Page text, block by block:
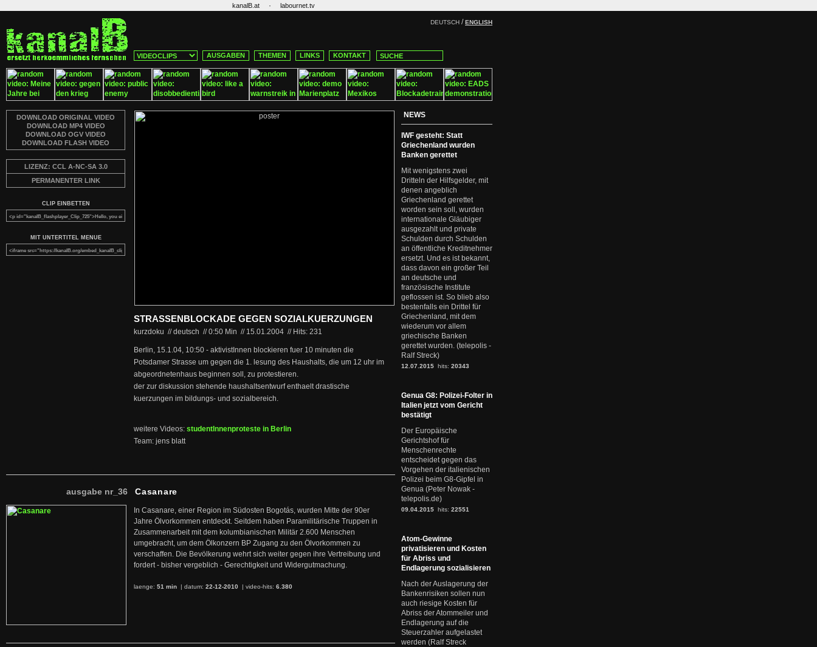
kanalB.at · labournet.tv
DEUTSCH /ENGLISH
AUSGABEN THEMEN LINKS KONTAKT
DOWNLOAD ORIGINAL VIDEO
DOWNLOAD MP4 VIDEO
DOWNLOAD OGV VIDEO
DOWNLOAD FLASH VIDEO
LIZENZ: CCL A-NC-SA 3.0
PERMANENTER LINK
CLIP EINBETTEN
MIT UNTERTITEL MENUE
STRASSENBLOCKADE GEGEN SOZIALKUERZUNGEN
kurzdoku // deutsch //0:50 Min // 15.01.2004 // Hits: 231
Berlin, 15.1.04, 10:50 - aktivistInnen blockieren fuer 10 minuten die
Potsdamer Strasse um gegen die 1. lesung des Haushalts, die um 12 uhr im
abgeordnetenhaus beginnen soll, zu protestieren.
der zur diskussion stehende haushaltsentwurf enthaelt drastische
kuerzungen im bildungs- und sozialbereich.
weitere Videos: studentInnenproteste in Berlin
Team: jens blatt
ausgabe nr_36 Casanare
In Casanare, einer Region im Südosten Bogotás, wurden Mitte der 90er
Jahre Ölvorkommen entdeckt. Seitdem haben Paramilitärische Truppen in
Zusammenarbeit mit dem kolumbianischen Militär 2.600 Menschen
umgebracht, um dem Ölkonzern BP Zugang zu den Ölvorkommen zu
verschaffen. Die Bevölkerung wehrt sich weiter gegen ihre Vertreibung und
fordert - bisher vergeblich - Gerechtigkeit und Widergutmachung.
laenge: 51 min | datum: 22-12-2010 | video-hits: 6.380
NEWS
IWF gesteht: Statt
Griechenland wurden
Banken gerettet
Mit wenigstens zwei
Dritteln der Hilfsgelder, mit
denen angeblich
Griechenland gerettet
worden sein soll, wurden
internationale Gläubiger
ausgezahlt und private
Schulden durch Schulden
an öffentliche Kreditnehmer
ersetzt. Und es ist bekannt,
dass davon ein großer Teil
an deutsche und
französische Institute
geflossen ist. So blieb also
bestenfalls ein Drittel für
Griechenland, mit dem
wiederum vor allem
griechische Banken
gerettet wurden. (telepolis -
Ralf Streck)
12.07.2015 hits: 20343
Genua G8: Polizei-Folter in
Italien jetzt vom Gericht
bestätigt
Der Europäische
Gerichtshof für
Menschenrechte
entscheidet gegen das
Vorgehen der italienischen
Polizei beim G8-Gipfel in
Genua (Peter Nowak -
telepolis.de)
09.04.2015 hits: 22551
Atom-Gewinne
privatisieren und Kosten
für Abriss und
Endlagerung sozialisieren
Nach der Auslagerung der
Bankenrisiken sollen nun
auch riesige Kosten für
Abriss der Atommeiler und
Endlagerung auf die
Steuerzahler aufgelastet
werden (Ralf Streck